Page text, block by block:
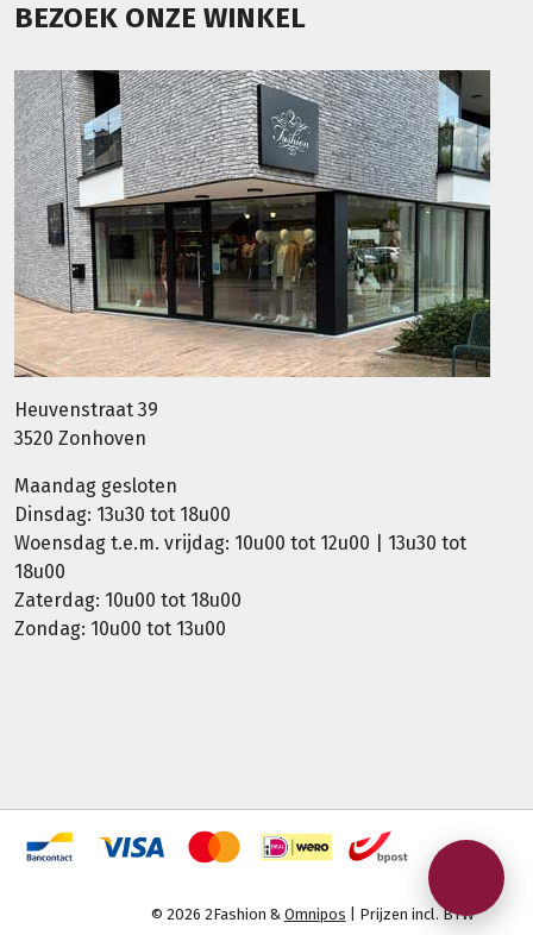
BEZOEK ONZE WINKEL
Heuvenstraat 39
3520 Zonhoven
Maandag gesloten
Dinsdag: 13u30 tot 18u00
Woensdag t.e.m. vrijdag: 10u00 tot 12u00 | 13u30 tot
18u00
Zaterdag: 10u00 tot 18u00
Zondag: 10u00 tot 13u00
© 2026 2Fashion & Omnipos | Prijzen incl. BTW